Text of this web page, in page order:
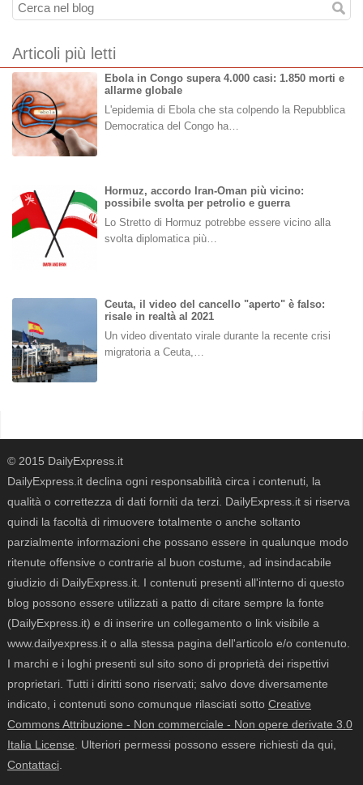
Articoli più letti
Ebola in Congo supera 4.000 casi: 1.850 morti e
allarme globale
L'epidemia di Ebola che sta colpendo la Repubblica
Democratica del Congo ha…
Hormuz, accordo Iran-Oman più vicino:
possibile svolta per petrolio e guerra
Lo Stretto di Hormuz potrebbe essere vicino alla
svolta diplomatica più…
Ceuta, il video del cancello "aperto" è falso:
risale in realtà al 2021
Un video diventato virale durante la recente crisi
migratoria a Ceuta,…
© 2015 DailyExpress.it
DailyExpress.it declina ogni responsabilità circa i contenuti, la
qualità o correttezza di dati forniti da terzi. DailyExpress.it si riserva
quindi la facoltà di rimuovere totalmente o anche soltanto
parzialmente informazioni che possano essere in qualunque modo
ritenute offensive o contrarie al buon costume, ad insindacabile
giudizio di DailyExpress.it. I contenuti presenti all'interno di questo
blog possono essere utilizzati a patto di citare sempre la fonte
(DailyExpress.it) e di inserire un collegamento o link visibile a
www.dailyexpress.it o alla stessa pagina dell'articolo e/o contenuto.
I marchi e i loghi presenti sul sito sono di proprietà dei rispettivi
proprietari. Tutti i diritti sono riservati; salvo dove diversamente
indicato, i contenuti sono comunque rilasciati sotto Creative
Commons Attribuzione - Non commerciale - Non opere derivate 3.0
Italia License. Ulteriori permessi possono essere richiesti da qui,
Contattaci.